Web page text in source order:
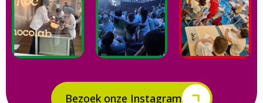
Bezoek onze Instagram